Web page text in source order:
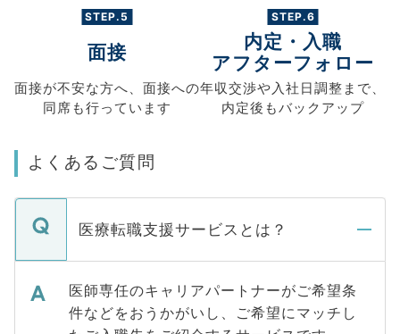
STEP.5
面接
面接が不安な方へ、 面接への
同席も行っています
STEP.6
内定・入職
アフターフォロー
年収交渉や入社日調整まで、
内定後もバックアップ
よくあるご質問
医療転職支援サービスとは？
医師専任のキャリアパートナーがご希望条
件などをおうかがいし、ご希望にマッチし